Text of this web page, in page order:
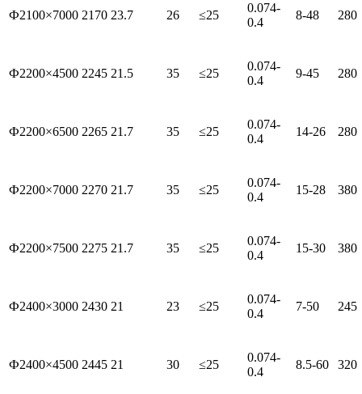
Ф2100×7000 2170 23.7 26 ≤25
0.074-
0.4
8-48 280
Ф2200×4500 2245 21.5 35 ≤25
0.074-
0.4
9-45 280
Ф2200×6500 2265 21.7 35 ≤25
0.074-
0.4
14-26 280
Ф2200×7000 2270 21.7 35 ≤25
0.074-
0.4
15-28 380
Ф2200×7500 2275 21.7 35 ≤25
0.074-
0.4
15-30 380
Ф2400×3000 2430 21 23 ≤25
0.074-
0.4
7-50 245
Ф2400×4500 2445 21 30 ≤25
0.074-
0.4
8.5-60 320